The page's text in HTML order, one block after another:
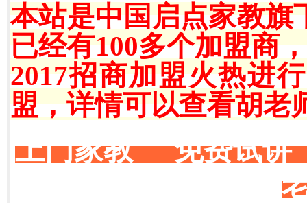
本站是中国启点家教旗
已经有100多个加盟商
2017招商加盟火热进
盟，详情可以查看胡老
上门家教 免费试讲